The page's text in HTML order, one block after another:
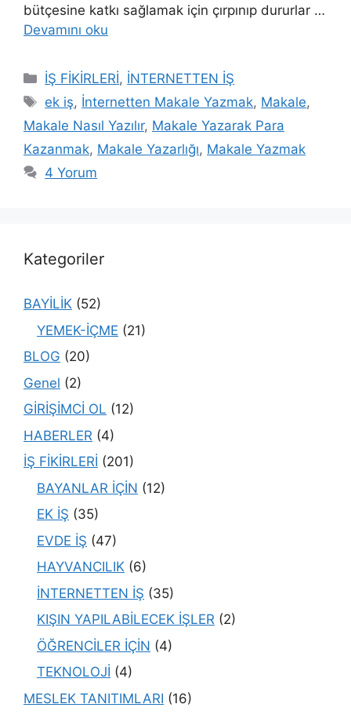
bütçesine katkı sağlamak için çırpınıp dururlar …
Devamını oku
Kategoriler
İŞ FİKİRLERİ, İNTERNETTEN İŞ
Etiketler
ek iş, İnternetten Makale Yazmak, Makale,
Makale Nasıl Yazılır, Makale Yazarak Para
Kazanmak, Makale Yazarlığı, Makale Yazmak
4 Yorum
Kategoriler
BAYİLİK (52)
YEMEK-İÇME (21)
BLOG (20)
Genel (2)
GİRİŞİMCİ OL (12)
HABERLER (4)
İŞ FİKİRLERİ (201)
BAYANLAR İÇİN (12)
EK İŞ (35)
EVDE İŞ (47)
HAYVANCILIK (6)
İNTERNETTEN İŞ (35)
KIŞIN YAPILABİLECEK İŞLER (2)
ÖĞRENCİLER İÇİN (4)
TEKNOLOJİ (4)
MESLEK TANITIMLARI (16)